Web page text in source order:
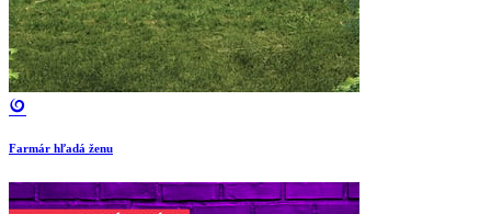
Farmár hľadá ženu